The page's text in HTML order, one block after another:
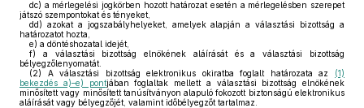
dc) a mérlegelési jogkörben hozott határozat esetén a mérlegelésben szerepet
játszó szempontokat és tényeket,
dd) azokat a jogszabályhelyeket, amelyek alapján a választási bizottság a
határozatot hozta,
e) a döntéshozatal idejét,
f) a választási bizottság elnökének aláírását és a választási bizottság
bélyegzőlenyomatát.
(2) A választási bizottság elektronikus okiratba foglalt határozata az (1)
bekezdés a)–e) pontjában foglaltak mellett a választási bizottság elnökének
minősített vagy minősített tanúsítványon alapuló fokozott biztonságú elektronikus
aláírását vagy bélyegzőjét, valamint időbélyegzőt tartalmaz.